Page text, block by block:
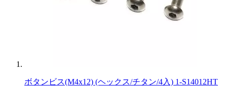
ボタンビス(M4x12) (ヘックス/チタン/4入) 1-S14012HT